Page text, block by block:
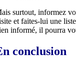
surtout, informez
et faites-lui une
informé, il pourra
conclusion